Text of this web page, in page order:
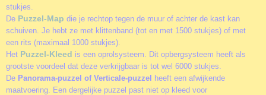
stukjes.
De Puzzel-Map die je rechtop tegen de muur of achter de kast kan
schuiven. Je hebt ze met klittenband (tot en met 1500 stukjes) of met
een rits (maximaal 1000 stukjes).
Het Puzzel-Kleed is een oprolsysteem. Dit opbergsysteem heeft als
grootste voordeel dat deze verkrijgbaar is tot wel 6000 stukjes.
De Panorama-puzzel of Verticale-puzzel
heeft een afwijkende
maatvoering. Een dergelijke puzzel past niet op kleed voor